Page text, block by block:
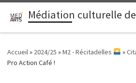
Passer au contenu
Médiation culturelle
Accueil» 2024/25 »M2 - Récitadelles »
Pro Action Café !